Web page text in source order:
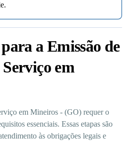
a Emissão de
em
em Mineiros - (GO) requer o
essenciais. Essas etapas são
às obrigações legais e